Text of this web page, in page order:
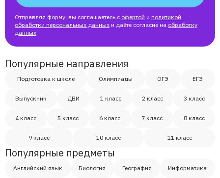
Sweeta
Алина
Вознесенская Валерия
Анатолий
Отправляя форму, вы соглашаетесь с офертой и политикой
обработки персональных данных и даёте согласие на обработку
данных
Популярные направления
Подготовка к школе Олимпиады ОГЭ ЕГЭ
Выпускник ДВИ 1 класс 2 класс 3 класс
4 класс 5 класс 6 класс 7 класс 8 класс
9 класс 10 класс 11 класс
Популярные предметы
Английский язык Биология География Информатика